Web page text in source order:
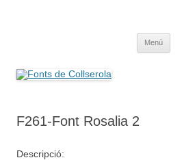
Menú
F261-Font Rosalia 2
Descripció: